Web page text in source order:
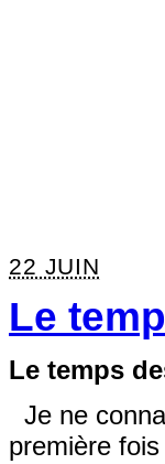
22 JUIN
Le
Le temps
Je ne
première